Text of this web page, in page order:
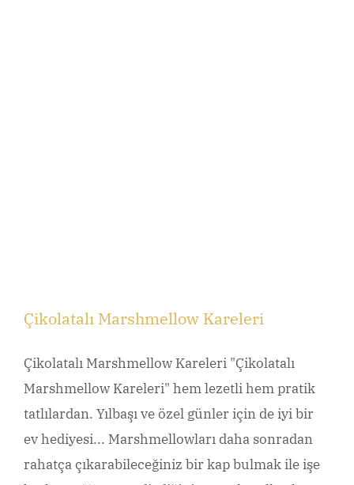
Çikolatalı Marshmellow Kareleri
Çikolatalı Marshmellow Kareleri "Çikolatalı
Marshmellow Kareleri" hem lezetli hem pratik
tatlılardan. Yılbaşı ve özel günler için de iyi bir
ev hediyesi... Marshmellowları daha sonradan
rahatça çıkarabileceğiniz bir kap bulmak ile işe